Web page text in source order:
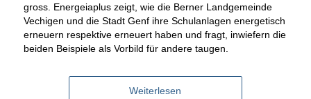
gross. Energeiaplus zeigt, wie die Berner Landgemeinde
Vechigen und die Stadt Genf ihre Schulanlagen energetisch
erneuern respektive erneuert haben und fragt, inwiefern die
beiden Beispiele als Vorbild für andere taugen.
Weiterlesen